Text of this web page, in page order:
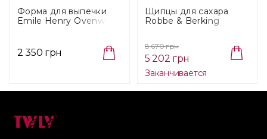
Форма для выпечки
Emile Henry Ovenware
2 350 грн
Щипцы для сахара
Robbe & Berking
8 670 грн
5 202 грн
Заканчивается